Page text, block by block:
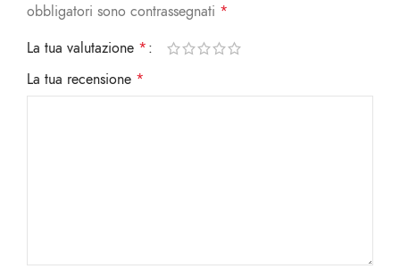
obbligatori sono contrassegnati *
La tua valutazione *
La tua recensione *